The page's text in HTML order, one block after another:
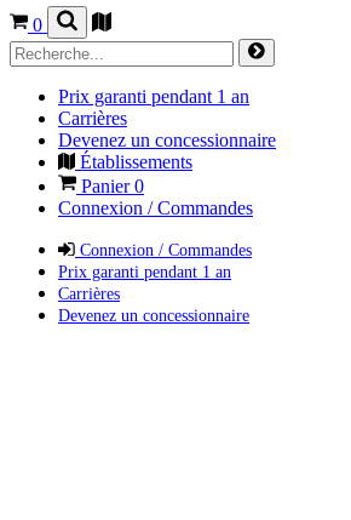
0
Prix garanti pendant 1 an
Carrières
Devenez un concessionnaire
Établissements
Panier0
Connexion / Commandes
Connexion / Commandes
Prix garanti pendant 1 an
Carrières
Devenez un concessionnaire